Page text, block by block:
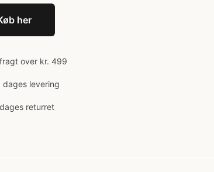
her
over kr. 499
dages levering
returret